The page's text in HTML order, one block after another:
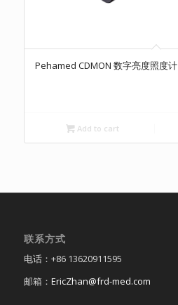
Pehamed CDMON 数字亮度照度计
Add to cart
联系方式
电话：+86 13620911595
邮箱： EricZhan@frd-med.com